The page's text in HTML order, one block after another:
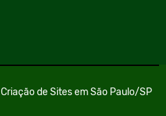
Criação de Sites em São Paulo/SP